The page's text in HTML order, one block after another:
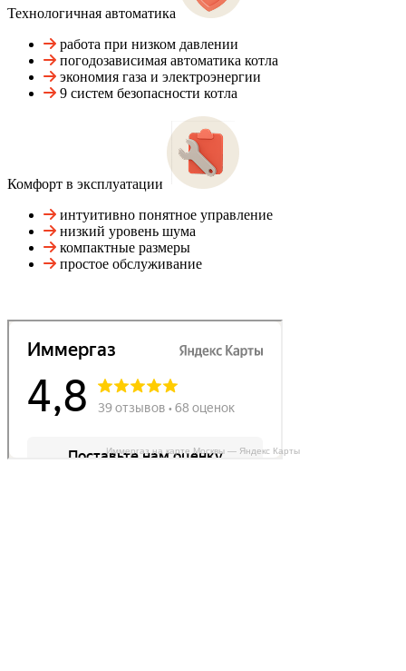
Технологичная автоматика
работа при низком давлении
погодозависимая автоматика котла
экономия газа и электроэнергии
9 систем безопасности котла
Комфорт в эксплуатации
интуитивно понятное управление
низкий уровень шума
компактные размеры
простое обслуживание
Иммергаз на карте Москвы — Яндекс Карты